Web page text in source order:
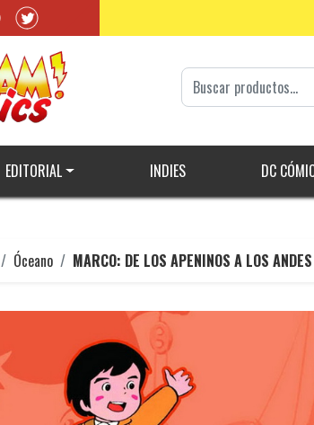
EDITORIAL INDIES DC
Óceano MARCO: DE LOS APENINOS A LOS